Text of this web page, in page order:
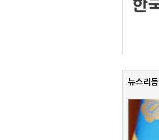
뉴스리듬